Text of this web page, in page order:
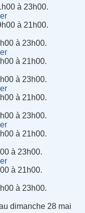
à 23h00.
à 21h00.
à 23h00.
à 21h00.
à 23h00.
à 21h00.
à 23h00.
à 21h00.
à 23h00.
à 21h00.
à 23h00.
dimanche 28 mai